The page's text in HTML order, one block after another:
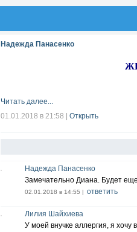
Надежда Панасенко
Читать далее...
01.01.2018 в 21:58
Открыть
Надежда Панасенко
Замечательно Диана. Будет
02.01.2018 в 14:55 | ответить
Лилия Шайхиева
У моей внучке аллергия, я хочу